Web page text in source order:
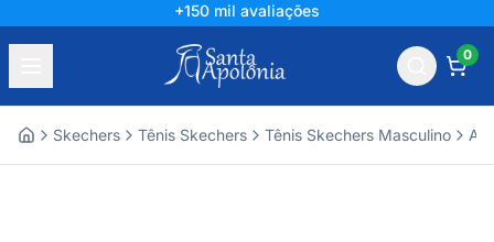
+150 mil avaliações
0
Skechers Tênis Skechers Tênis Skechers Masculino